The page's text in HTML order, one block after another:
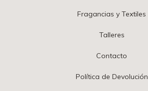
Fragancias y Textiles
Talleres
Contacto
Política de Devolución